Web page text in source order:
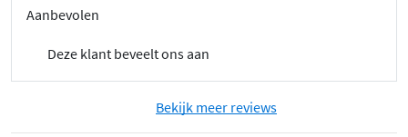
Aanbevolen
Deze klant beveelt ons aan
Bekijk meer reviews